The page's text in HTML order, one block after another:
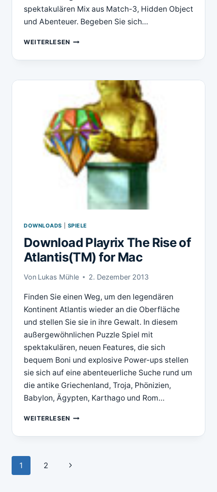
spektakulären Mix aus Match-3, Hidden Object
und Abenteuer. Begeben Sie sich…
WEITERLESENDOWNLOAD
CALL
ATLANTIS(TM)
DOWNLOADS SPIELE
Download Playrix The Rise of
Atlantis(TM) for Mac
Von Lukas Mühle 2. Dezember 2013
Finden Sie einen Weg, um den legendären
Kontinent Atlantis wieder an die Oberfläche
und stellen Sie sie in ihre Gewalt. In diesem
außergewöhnlichen Puzzle Spiel mit
spektakulären, neuen Features, die sich
bequem Boni und explosive Power-ups stellen
sie sich auf eine abenteuerliche Suche rund um
die antike Griechenland, Troja, Phönizien,
Babylon, Ägypten, Karthago und Rom…
WEITERLESENDOWNLOAD
THE
ATLANTIS(TM)
Seitennavigation
1 2
Nächste